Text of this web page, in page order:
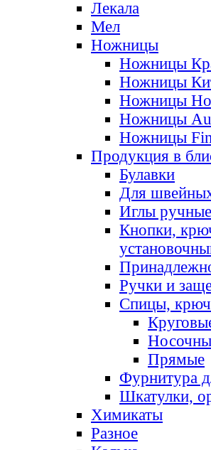
Лекала
Мел
Ножницы
Ножницы
Ножницы
Ножницы
Ножницы
Ножницы
Продукция в
Булавки
Для
Иглы ручные
Кнопки,
Ручки и
Спицы,
Прямые
Фурнитура
Шкатулки,
Химикаты
Разное